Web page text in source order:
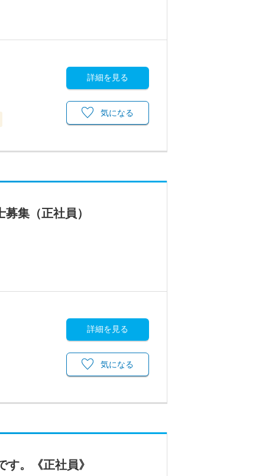
詳細を見る
気になる
集（正社員）
詳細を見る
気になる
。《正社員》